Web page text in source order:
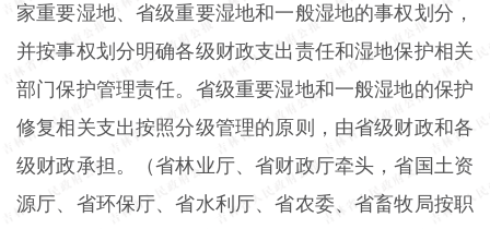
家重要湿地、省级重要湿地和一般湿地的事权划分，
并按事权划分明确各级财政支出责任和湿地保护相关
部门保护管理责任。省级重要湿地和一般湿地的保护
修复相关支出按照分级管理的原则，由省级财政和各
级财政承担。（省林业厅、省财政厅牵头，省国土资
源厅、省环保厅、省水利厅、省农委、省畜牧局按职